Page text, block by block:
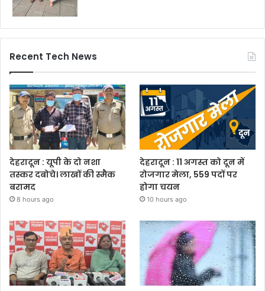
Recent Tech News
देहरादून : यूपी के दो नशा
तस्कर दबोचे। लाखों की स्मैक
बरामद
8 hours ago
देहरादून : 11 अगस्त को दून में
रोजगार मेला, 559 पदों पर
होगा चयन
10 hours ago